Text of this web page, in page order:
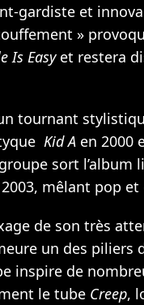
gardiste et
»
Is Easyet restera
tournant
Kid A en
sort l’album
mêlant pop
de son très
un des piliers
inspire de
le tube Creep,